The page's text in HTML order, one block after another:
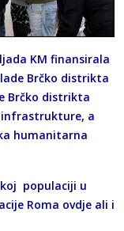
KM finansirala
Brčko distrikta
Brčko distrikta
infrastrukture, a
humanitarna
populaciji u
Roma ovdje ali i